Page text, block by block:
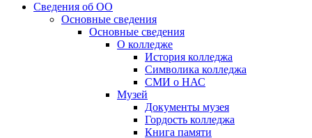
Сведения об ОО
Основные сведения
Основные сведения
О колледже
История колледжа
Символика колледжа
СМИ о НАС
Музей
Документы музея
Гордость колледжа
Книга памяти